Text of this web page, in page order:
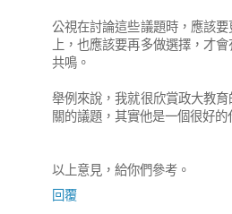
公視在討論這些議題時，應該
上，也應該要再多做選擇，才
共鳴。
舉例來說，我就很欣賞政大教
關的議題，其實他是一個很好的
以上意見，給你們參考。
回覆